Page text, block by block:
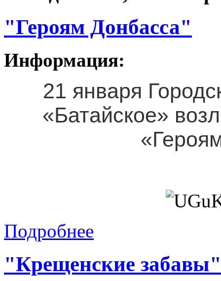
"Героям Донбасса"
Информация:
21 января
«Батайское»
Подробнее
"Крещенские забавы"